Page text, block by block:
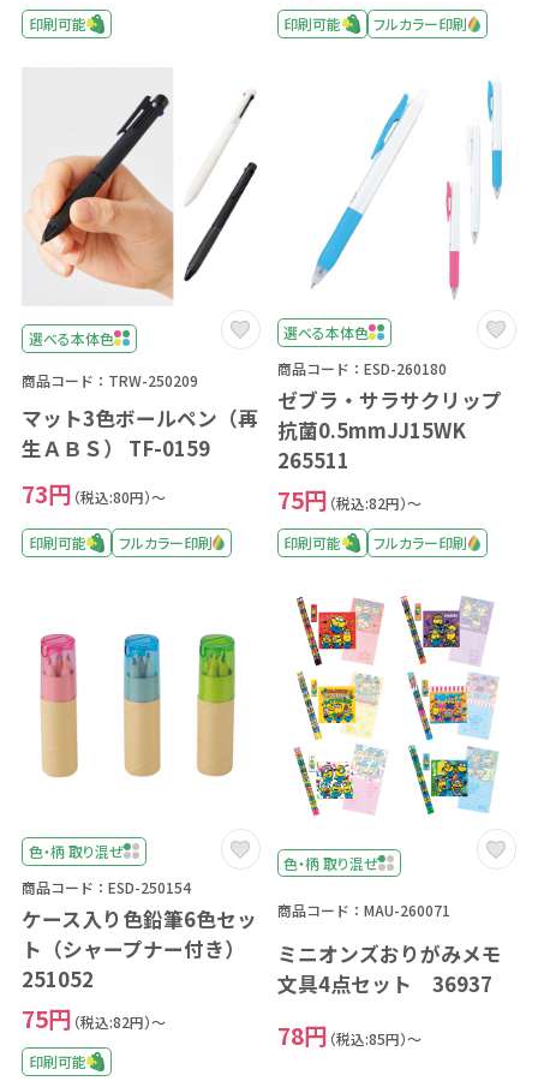
印刷可能
印刷可能
フルカラー印刷
選べる本体色
商品コード：TRW-250209
マット3色ボールペン（再
生ＡＢＳ） TF-0159
73円 （税込:80円）～
印刷可能 フルカラー印刷
選べる本体色
商品コード：ESD-260180
ゼブラ・サラサクリップ
抗菌0.5mmJJ15WK
265511
75円 （税込:82円）～
印刷可能
フルカラー印刷
色・柄 取り混ぜ
商品コード：ESD-250154
ケース入り色鉛筆6色セッ
ト（シャープナー付き）
251052
75円 （税込:82円）～
印刷可能
色・柄 取り混ぜ
商品コード：MAU-260071
ミニオンズおりがみメモ
文具4点セット 36937
78円 （税込:85円）～